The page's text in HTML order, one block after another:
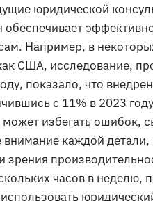
юридической
Например, в
США, исследование,
показало, что
с 11% в 2023
избегать ошибок,
каждой детали,
зрения
часов в